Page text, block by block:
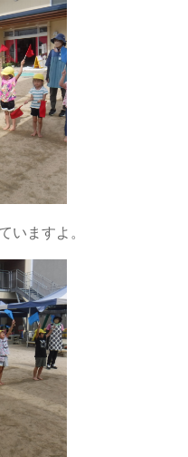
いますよ。